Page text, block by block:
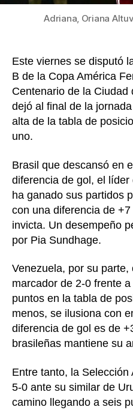
Adriana, Oriana
Este viernes se disputó
B de la Copa América
Centenario de la
dejó al final de la
alta de la tabla de
uno.
Brasil que descansó en
diferencia de gol, el
ha ganado sus partidos
con una diferencia de
invicta. Un desempeño
por Pia Sundhage.
Venezuela, por su
marcador de 2-0 frente
puntos en la tabla de
menos, se ilusiona con
diferencia de gol es de
brasileñas mantiene su
Entre tanto, la
5-0 ante su similar de
camino llegando a seis